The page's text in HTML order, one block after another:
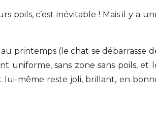
poils, c’est inévitable ! Mais il y a
printemps (le chat se débarrasse
uniforme, sans zone sans poils, et
lui-même reste joli, brillant, en